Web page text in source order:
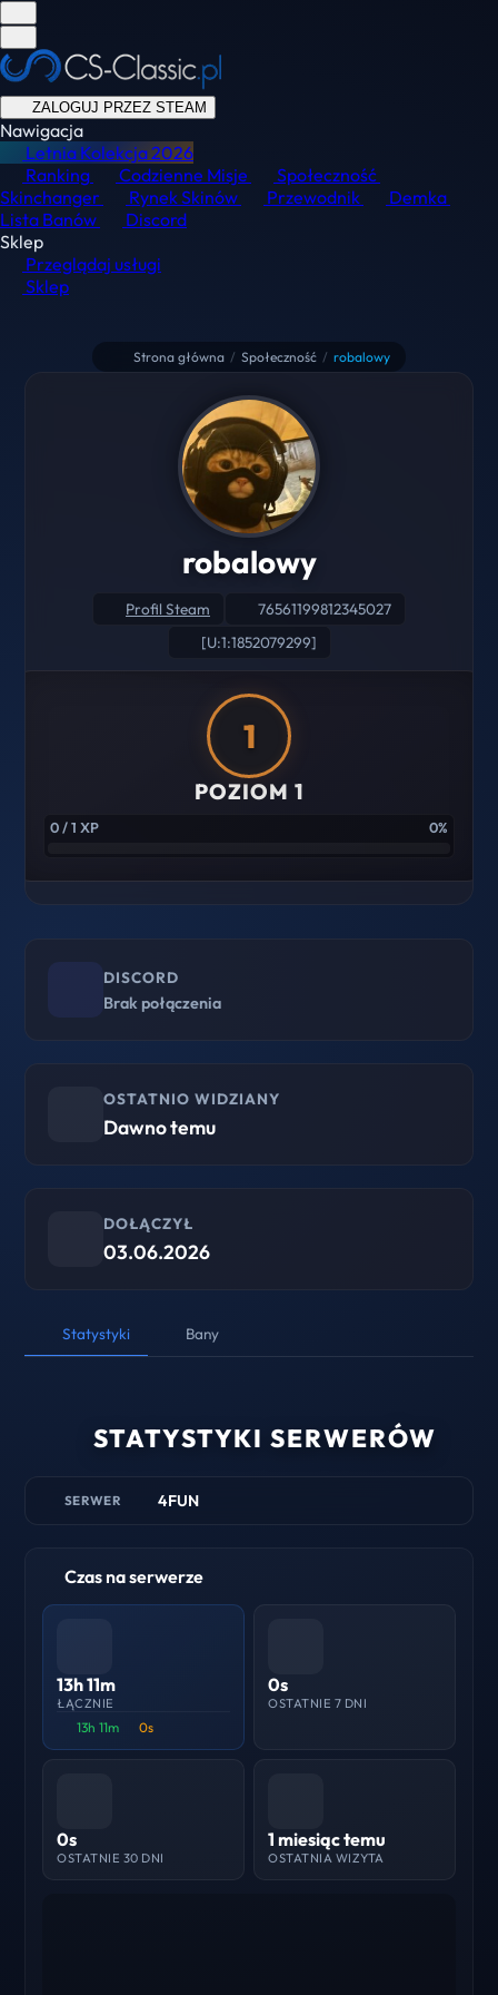
ZALOGUJ PRZEZ STEAM
Nawigacja
Letnia Kolekcja2026
Ranking
Codzienne Misje
Społeczność
Skinchanger
Rynek Skinów Przewodnik
Demka
Lista Banów
Discord
Sklep
Przeglądaj usługi
Sklep
Strona główna / Społeczność / robalowy
robalowy
Profil Steam
76561199812345027
[U:1:1852079299]
1
POZIOM 1
0 / 1 XP 0%
DISCORD
Brak połączenia
OSTATNIO WIDZIANY
Dawno temu
DOŁĄCZYŁ
03.06.2026
Statystyki Bany
STATYSTYKI SERWERÓW
SERWER 4FUN
Czas na serwerze
13h 11m
ŁĄCZNIE
13h 11m 0s
0s
OSTATNIE 7 DNI
0s
OSTATNIE 30 DNI
1 miesiąc temu
OSTATNIA WIZYTA